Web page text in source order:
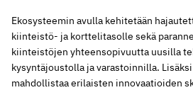
Ekosysteemin avulla kehitetään
kiinteistö- ja korttelitasolle sekä
kiinteistöjen yhteensopivuutta uusilla
kysyntäjoustolla ja varastoinnilla.
mahdollistaa erilaisten innovaatioiden